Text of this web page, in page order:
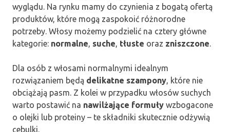
wyglądu. Na rynku mamy do czynienia z bogatą ofertą
produktów, które mogą zaspokoić różnorodne
potrzeby. Włosy możemy podzielić na cztery główne
kategorie: normalne, suche, tłuste oraz zniszczone.
Dla osób z włosami normalnymi idealnym
rozwiązaniem będą delikatne szampony, które nie
obciążają pasm. Z kolei w przypadku włosów suchych
warto postawić na nawilżające formuły wzbogacone
o olejki lub proteiny – te składniki skutecznie odżywią
cebulki.